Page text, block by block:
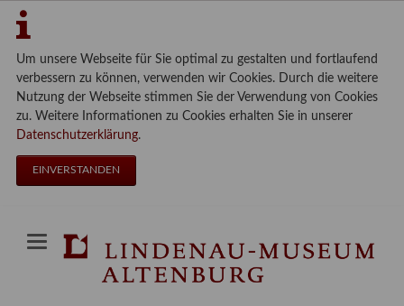
Um unsere Webseite für Sie optimal zu gestalten und fortlaufend
verbessern zu können, verwenden wir Cookies. Durch die weitere
Nutzung der Webseite stimmen Sie der Verwendung von Cookies
zu. Weitere Informationen zu Cookies erhalten Sie in unserer
Datenschutzerklärung.
EINVERSTANDEN